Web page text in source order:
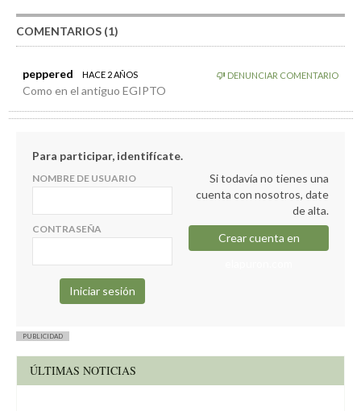
COMENTARIOS (1)
peppered HACE 2 AÑOS DENUNCIAR COMENTARIO
Como en el antiguo EGIPTO
Para participar, identifícate.
NOMBRE DE USUARIO
CONTRASEÑA
Si todavía no tienes una
cuenta con nosotros, date
de alta.
Crear cuenta en
PUBLICIDAD
ÚLTIMAS NOTICIAS